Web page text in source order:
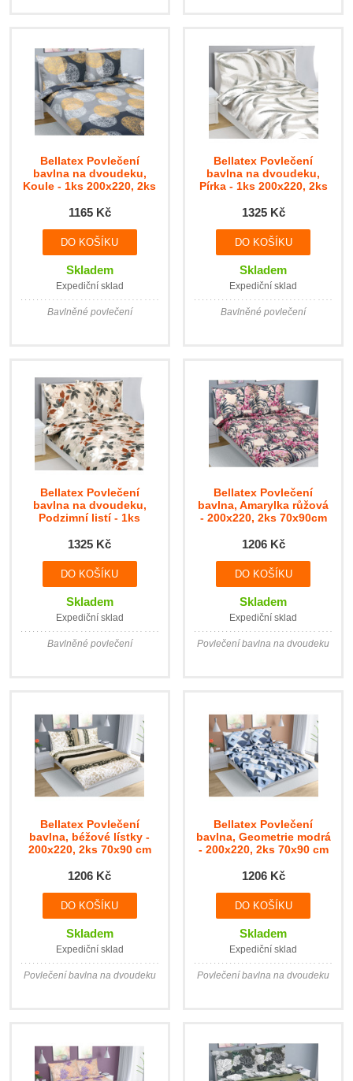
Bellatex Povlečení
bavlna na dvoudeku,
Koule - 1ks 200x220, 2ks
1165 Kč
Skladem
Expediční sklad
Bavlněné povlečení
Bellatex Povlečení
bavlna na dvoudeku,
Pírka - 1ks 200x220, 2ks
1325 Kč
Skladem
Expediční sklad
Bavlněné povlečení
Bellatex Povlečení
bavlna na dvoudeku,
Podzimní listí - 1ks
1325 Kč
Skladem
Expediční sklad
Bavlněné povlečení
Bellatex Povlečení
bavlna, Amarylka růžová
- 200x220, 2ks 70x90cm
1206 Kč
Skladem
Expediční sklad
Povlečení bavlna na dvoudeku
Bellatex Povlečení
bavlna, béžové lístky -
200x220, 2ks 70x90 cm
1206 Kč
Skladem
Expediční sklad
Povlečení bavlna na dvoudeku
Bellatex Povlečení
bavlna, Geometrie modrá
- 200x220, 2ks 70x90 cm
1206 Kč
Skladem
Expediční sklad
Povlečení bavlna na dvoudeku